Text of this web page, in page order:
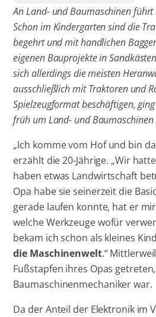
An Land- und Baumaschinen
Schon im Kindergarten sind die
begehrt und mit handlichen
eigenen Bauprojekte in
sich allerdings die meisten
ausschließlich mit Traktoren und
Spielzeugformat beschäftigen,
früh um Land- und
„Ich komme vom Hof und bin
erzählt die 20-Jährige. „Wir
haben etwas Landwirtschaft
Opa habe sie seinerzeit die
gerade laufen konnte, hat er
welche Werkzeuge wofür
bekam ich schon als kleines
die Maschinenwelt.“
Fußstapfen ihres Opas
Baumaschinenmechaniker war.
Da der Anteil der Elektronik im